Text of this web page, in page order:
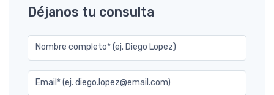
Déjanos tu consulta
Nombre completo* (ej. Diego Lopez)
Email* (ej. diego.lopez@email.com)